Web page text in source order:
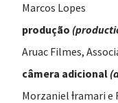
Marcos Lopes
produção
Aruac Filmes,
câmera adicional (
Morzaniel Ɨramari e